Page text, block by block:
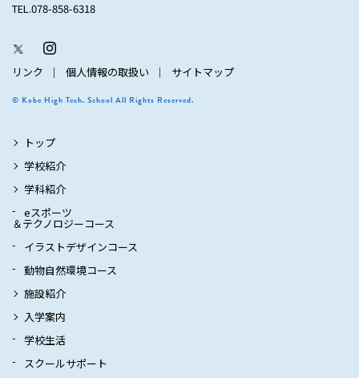
TEL.078-858-6318
リンク 個人情報の取扱い サイトマップ
© Kobe High Tech. School All Rights Reserved.
トップ
学校紹介
学科紹介
eスポーツ
＆テクノロジーコース
イラストデザインコース
動物自然環境コース
施設紹介
入学案内
学校生活
スクールサポート